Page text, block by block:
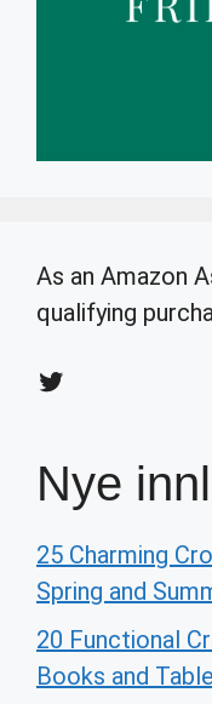
As an Amazon
qualifying
Twitter
Nye
25 Charming
Spring and
20 Functional
Books and